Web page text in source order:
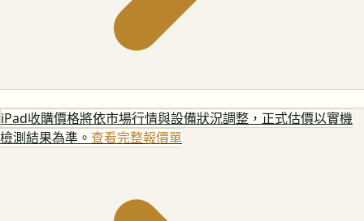
iPad收購價格將依市場行情與設備狀況調整，正式估價以實機
檢測結果為準。 查看完整報價單